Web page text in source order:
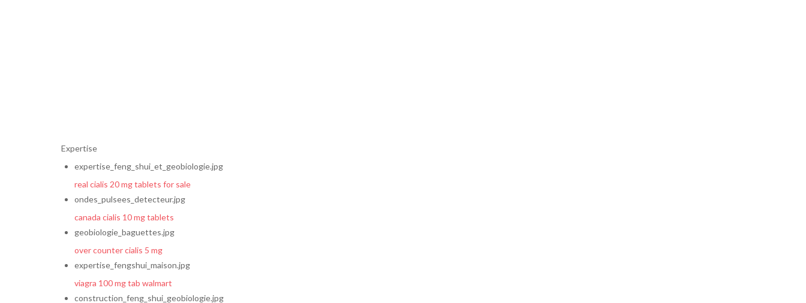
Expertise
expertise_feng_shui_et_geobiologie.jpg
real cialis 20 mg tablets for sale
ondes_pulsees_detecteur.jpg
canada cialis 10 mg tablets
geobiologie_baguettes.jpg
over counter cialis 5 mg
expertise_fengshui_maison.jpg
viagra 100 mg tab walmart
construction_feng_shui_geobiologie.jpg